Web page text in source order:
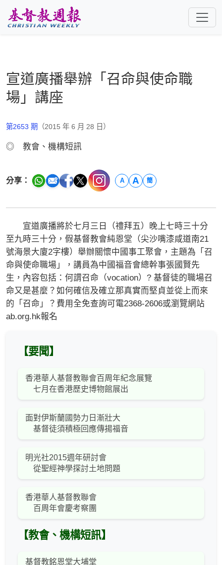
宣道廣播舉辦「召命與使命職
場」講座
第2653 期 （2015 年 6 月 28 日）
◎ 教會、機構短訊
分享： A A 簡
宣道廣播將於七月三日（禮拜五）晚上七時三十分
至九時三十分，假基督教會純恩堂（尖沙嘴漆咸道南21
號海景大廈2字樓）舉辦關懷中國事工聚會，主題為「召
命與使命職場」，講員為中國福音會總幹事張國賢先
生，內容包括：何謂召命（vocation）? 基督徒的職場召
命又是甚麼？如何確信及確立那真實而堅貞並從上而來
的「召命」？費用全免查詢可電2368-2606或瀏覽網站
ab.org.hk報名
【要聞】
香港華人基督教聯會百周年紀念展覽
七月在香港歷史博物館展出
面對伊斯蘭國勢力日漸壯大
基督徒須積極回應傳揚福音
明光社2015週年研討會
從聖經神學探討土地問題
香港華人基督教聯會
百周年會慶考察團
【教會、機構短訊】
基督教銘恩堂大埔堂